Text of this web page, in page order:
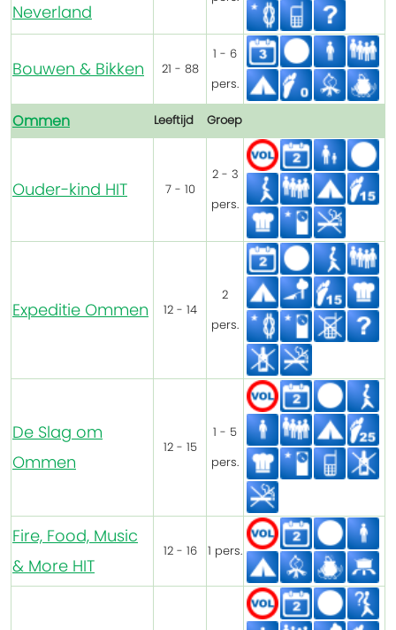
Neverland
Bouwen & Bikken 21 - 88
1 - 6
pers.
Ommen Leeftijd Groep
Ouder-kind HIT 7 - 10
2 - 3
pers.
Expeditie Ommen 12 - 14
2
pers.
De Slag om
Ommen
12 - 15
1 - 5
pers.
Fire, Food, Music
& More HIT
12 - 16 1 pers.